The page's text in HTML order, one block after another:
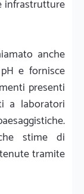
infrastrutture
anche
e fornisce
presenti
a laboratori
stime di
tramite